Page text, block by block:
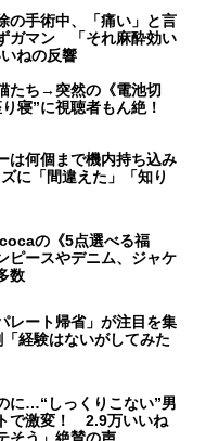
の手術中、「痛い」と言
ガマン 「それ麻酔効い
ねの反響
たち→突然の《電池切
寝”に視聴者もん絶！
は何個まで機内持ち込み
に「間違えた」「知り
の《5点選べる福
ースやデニム、ジャケ
数
レート帰省」が注目を集
経験はないがしてみた
に…“しっくりこない”男
で激変！ 2.9万いいね